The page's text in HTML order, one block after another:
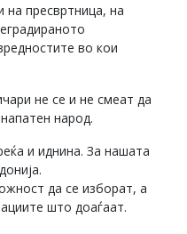
пресвртница, на
во кои
не се и не смеат да
народ.
и иднина. За нашата
да се изборат, а
што доаѓаат.